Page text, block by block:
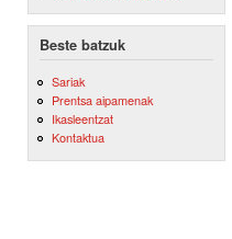
Beste batzuk
Sariak
Prentsa aipamenak
Ikasleentzat
Kontaktua